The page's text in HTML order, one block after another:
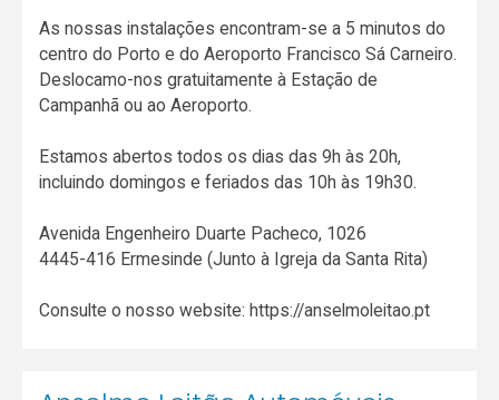
As nossas instalações encontram-se a 5 minutos do
centro do Porto e do Aeroporto Francisco Sá Carneiro.
Deslocamo-nos gratuitamente à Estação de
Campanhã ou ao Aeroporto.
Estamos abertos todos os dias das 9h às 20h,
incluindo domingos e feriados das 10h às 19h30.
Avenida Engenheiro Duarte Pacheco, 1026
4445-416 Ermesinde (Junto à Igreja da Santa Rita)
Consulte o nosso website: https://anselmoleitao.pt